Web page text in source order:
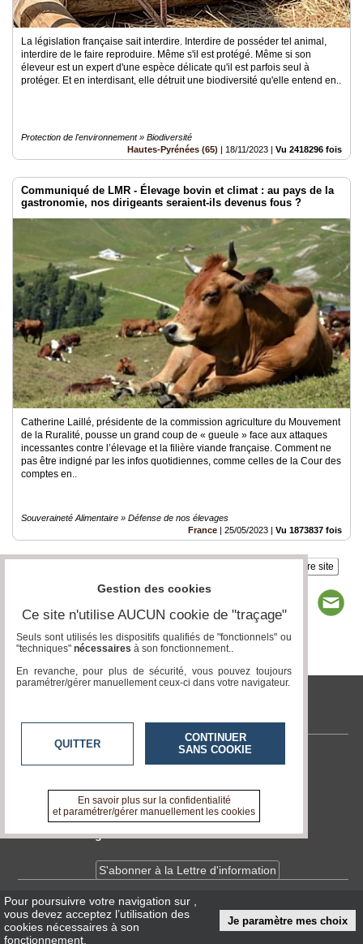
La législation française sait interdire. Interdire de posséder tel animal,
interdire de le faire reproduire. Même s'il est protégé. Même si son
éleveur est un expert d'une espèce délicate qu'il est parfois seul à
protéger. Et en interdisant, elle détruit une biodiversité qu'elle entend en..
Protection de l'environnement » Biodiversité
Hautes-Pyrénées (65) | 18/11/2023 | Vu 2418296 fois
Communiqué de LMR - Élevage bovin et climat : au pays de la
gastronomie, nos dirigeants seraient-ils devenus fous ?
Catherine Laillé, présidente de la commission agriculture du Mouvement
de la Ruralité, pousse un grand coup de « gueule » face aux attaques
incessantes contre l’élevage et la filière viande française. Comment ne
pas être indigné par les infos quotidiennes, comme celles de la Cour des
comptes en..
Souveraineté Alimentaire » Défense de nos élevages
France | 25/05/2023 | Vu 1873837 fois
Insérez sur votre site
tvlocale.fr
Contactez-nous
A propos de tvlocale.fr
Devenir délégué
S'abonner à la Lettre d'information
InfosCNIL/RGPD
Conditions Générales d'Utilisation
Pour poursuivre votre navigation sur
vous devez acceptez l’utilisation des
cookies nécessaires à son
fonctionnement.
Je paramètre mes choix
Gestion des cookies
Ce site n'utilise AUCUN cookie de "traçage"
Seuls sont utilisés les dispositifs qualifiés de "fonctionnels" ou
"techniques" nécessaires à son fonctionnement..
En revanche, pour plus de sécurité, vous pouvez toujours
paramétrer/gérer manuellement ceux-ci dans votre navigateur.
QUITTER
CONTINUER
SANS COOKIE
En savoir plus sur la confidentialité
et paramétrer/gérer manuellement les cookies